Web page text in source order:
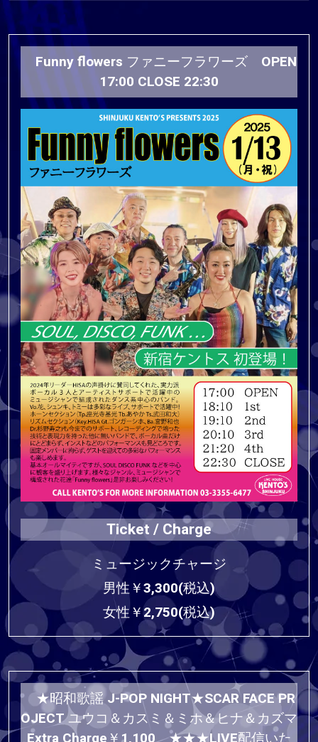
Funny flowers ファニーフラワーズ OPEN
17:00 CLOSE 22:30
Ticket / Charge
ミュージックチャージ
男性￥3,300(税込)
女性￥2,750(税込)
★昭和歌謡 J-POP NIGHT★SCAR FACE PR
OJECT ユウコ＆カスミ＆ミホ＆ヒナ＆カズマ